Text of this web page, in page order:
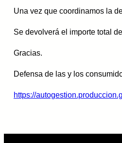
Una vez que coordinamos la
Se devolverá el importe total
Gracias.
Defensa de las y los
https://